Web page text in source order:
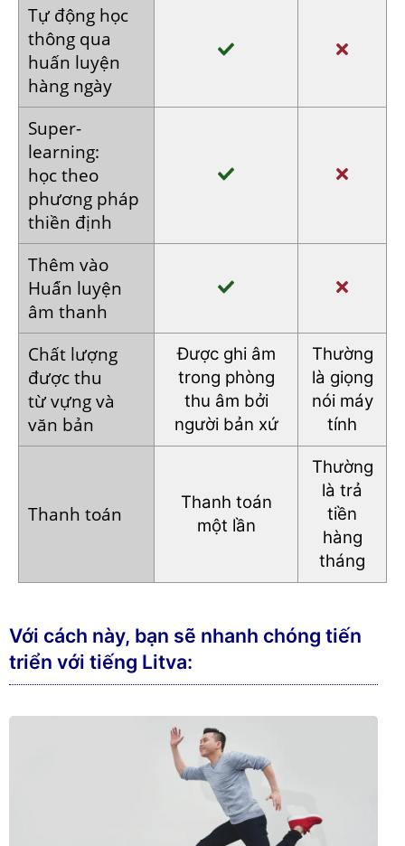
Tự động học
thông qua
huấn luyện
hàng ngày
Super­
learning:
học theo
phương pháp
thiền định
Thêm vào
Huấn luyện
âm thanh
Chất lượng
được thu
từ vựng và
văn bản
Được ghi âm
trong phòng
thu âm bởi
người bản xứ
Thường
là giọng
nói máy
tính
Thanh toán
Thanh toán
một lần
Thường
là trả
tiền
hàng
tháng
Với cách này, bạn sẽ nhanh chóng tiến
triển với tiếng Litva: